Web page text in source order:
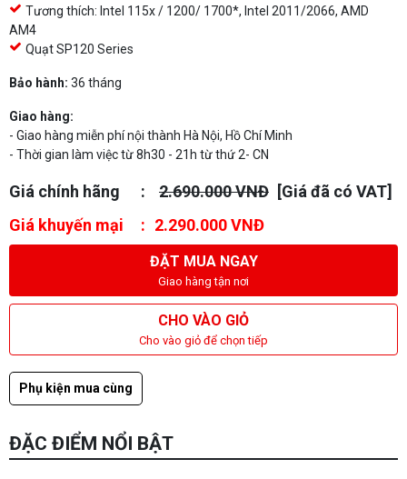
Tương thích: Intel 115x / 1200/ 1700*, Intel 2011/2066, AMD
AM4
Quạt SP120 Series
Bảo hành: 36 tháng
Giao hàng:
- Giao hàng miễn phí nội thành Hà Nội, Hồ Chí Minh
- Thời gian làm việc từ 8h30 - 21h từ thứ 2- CN
Giá chính hãng 2.690.000 VNĐ [Giá đã có VAT]
Giá khuyến mại
2.290.000 VNĐ
ĐẶT MUA NGAY
Giao hàng tận nơi
CHO VÀO GIỎ
Cho vào giỏ để chọn tiếp
Phụ kiện mua cùng
ĐẶC ĐIỂM NỔI BẬT